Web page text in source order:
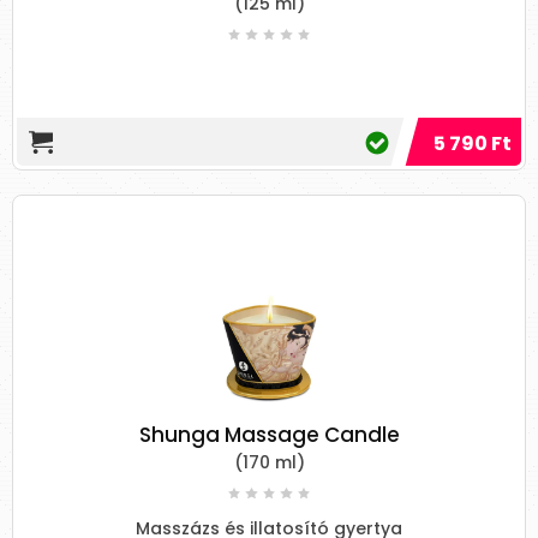
Masszázsolaj alapanyagok
nem fogja a megfelelő relaxáló hatást elérni -
mivel nem minden típusú olaj működik minden
Az olívaolajat általában könnyebb
masszázsokhoz, például egy svéd masszázshoz
használják. Nehéz olaj, lassan szívódik fel a
bőrbe. Ez az oka annak, hogy széles körben
alkalmazzák olyan masszázsoknál, amelyek
ismétlődő mozdulatokkal jár. Ez az olaj
évezredek óta része a mediterrán kultúrának,
az istenek imádására használták, konyhájukban
és gyógyszereikben, valamint egyéb terápiás
5 790 Ft
Shunga Massage Candle
(170 ml)
Masszázs és illatosító gyertya